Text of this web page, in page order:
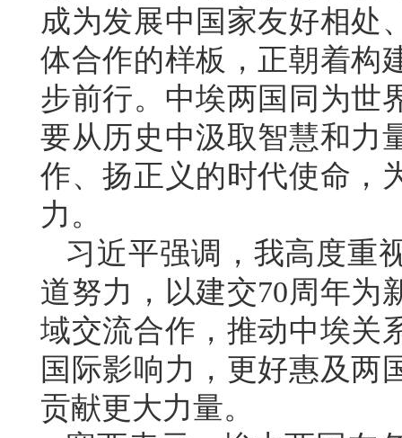
成为发展中国家友好相处
体合作的样板，正朝着构
步前行。中埃两国同为世
要从历史中汲取智慧和力
作、扬正义的时代使命，
力。
习近平强调，我高度重
道努力，以建交70周年为
域交流合作，推动中埃关
国际影响力，更好惠及两
贡献更大力量。